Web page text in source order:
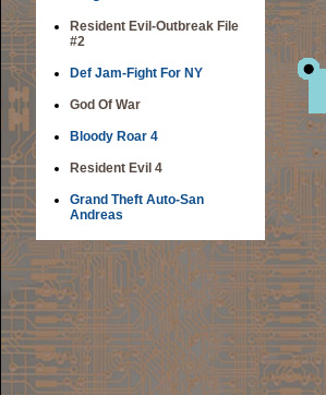
Resident Evil-Outbreak File
#2
Def Jam-Fight For NY
God Of War
Bloody Roar 4
Resident Evil 4
Grand Theft Auto-San
Andreas